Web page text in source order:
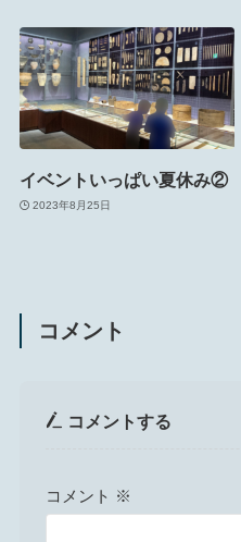
イベントいっぱい夏休み②
2023年8月25日
コメント
コメントする
コメント ※